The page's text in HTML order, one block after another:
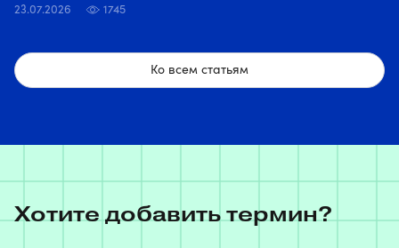
23.07.2026 1745
Ко всем статьям
Хотите добавить термин?